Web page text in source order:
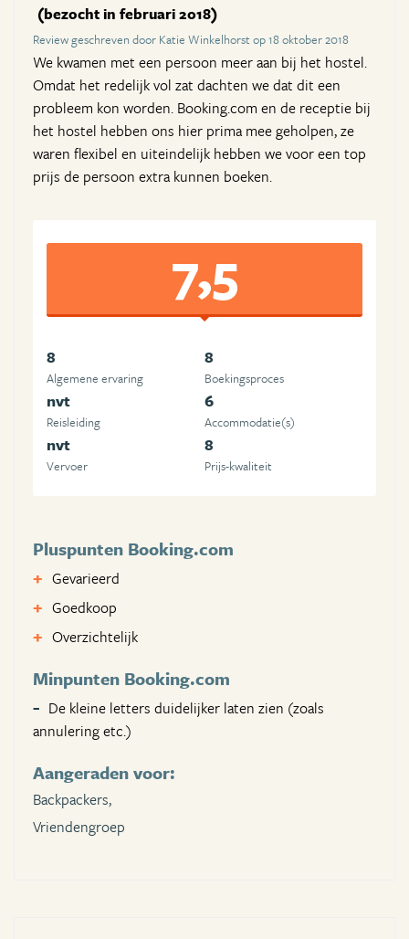
(bezocht in februari 2018)
Review geschreven door Katie Winkelhorst op 18 oktober 2018
We kwamen met een persoon meer aan bij het hostel.
Omdat het redelijk vol zat dachten we dat dit een
probleem kon worden. Booking.com en de receptie bij
het hostel hebben ons hier prima mee geholpen, ze
waren flexibel en uiteindelijk hebben we voor een top
prijs de persoon extra kunnen boeken.
7,5
8
Algemene ervaring
8
Boekingsproces
nvt
Reisleiding
6
Accommodatie(s)
nvt
Vervoer
8
Prijs-kwaliteit
Pluspunten Booking.com
Gevarieerd
Goedkoop
Overzichtelijk
Minpunten Booking.com
De kleine letters duidelijker laten zien (zoals
annulering etc.)
Aangeraden voor:
Backpackers,
Vriendengroep